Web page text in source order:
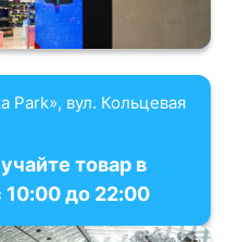
Park», вул. Кольцевая
товар в
10:00 до 22:00